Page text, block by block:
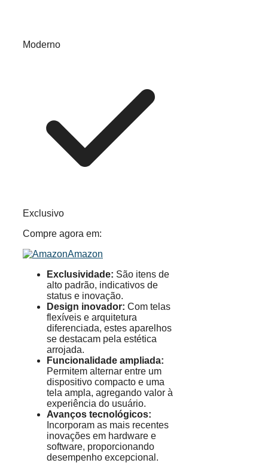
Moderno
Exclusivo
Compre agora em:
Amazon
Exclusividade: São itens de
alto padrão, indicativos de
status e inovação.
Design inovador: Com telas
flexíveis e arquitetura
diferenciada, estes aparelhos
se destacam pela estética
arrojada.
Funcionalidade ampliada:
Permitem alternar entre um
dispositivo compacto e uma
tela ampla, agregando valor à
experiência do usuário.
Avanços tecnológicos:
Incorporam as mais recentes
inovações em hardware e
software, proporcionando
desempenho excepcional.